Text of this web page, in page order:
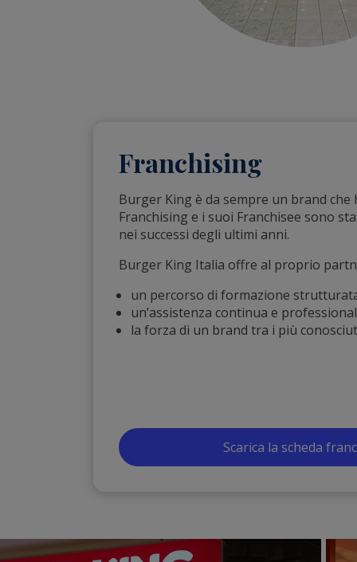
Franchising
Burger King è da sempre un brand che
Franchising e i suoi Franchisee sono
nei successi degli ultimi anni.
Burger King Italia offre al proprio
un percorso di formazione
un’assistenza continua e
la forza di un brand tra i più
Scarica la scheda